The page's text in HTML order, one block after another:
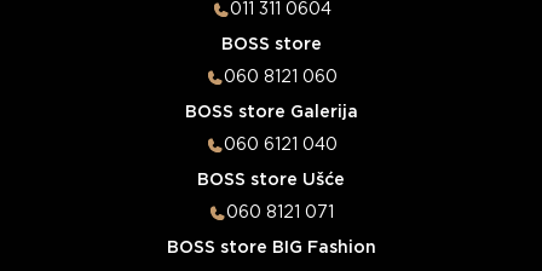
011 311 0604
BOSS store
060 8121 060
BOSS store Galerija
060 6121 040
BOSS store Ušće
060 8121 071
BOSS store BIG Fashion